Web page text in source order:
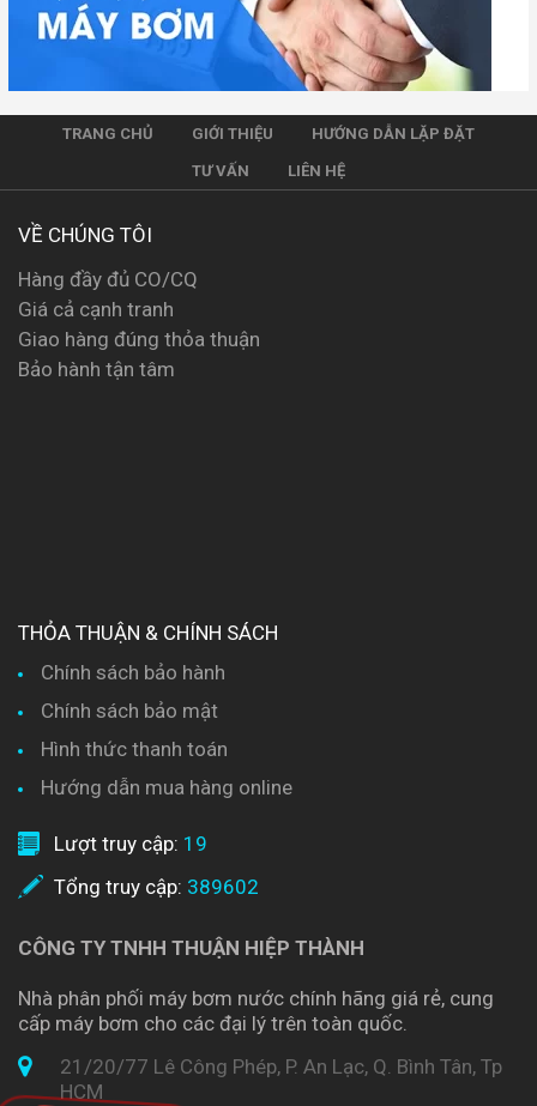
TRANG CHỦ GIỚI THIỆU HƯỚNG DẪN LẶP ĐẶT
TƯ VẤN LIÊN HỆ
VỀ CHÚNG TÔI
Hàng đầy đủ CO/CQ
Giá cả cạnh tranh
Giao hàng đúng thỏa thuận
Bảo hành tận tâm
THỎA THUẬN & CHÍNH SÁCH
Chính sách bảo hành
Chính sách bảo mật
Hình thức thanh toán
Hướng dẫn mua hàng online
Lượt truy cập: 19
Tổng truy cập: 389602
CÔNG TY TNHH THUẬN HIỆP THÀNH
Nhà phân phối máy bơm nước chính hãng giá rẻ, cung
cấp máy bơm cho các đại lý trên toàn quốc.
21/20/77 Lê Công Phép, P. An Lạc, Q. Bình Tân, Tp
HCM